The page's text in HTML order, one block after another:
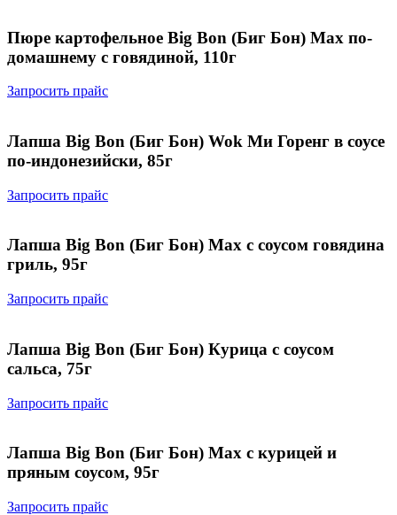
Пюре картофельное Big Bon (Биг Бон) Max по-
домашнему с говядиной, 110г
Запросить прайс
Лапша Big Bon (Биг Бон) Wok Ми Горенг в соусе
по-индонезийски, 85г
Запросить прайс
Лапша Big Bon (Биг Бон) Max с соусом говядина
гриль, 95г
Запросить прайс
Лапша Big Bon (Биг Бон) Курица с соусом
сальса, 75г
Запросить прайс
Лапша Big Bon (Биг Бон) Max c курицей и
пряным соусом, 95г
Запросить прайс